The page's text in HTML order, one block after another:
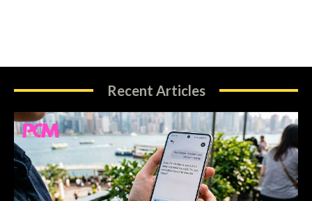
Recent Articles